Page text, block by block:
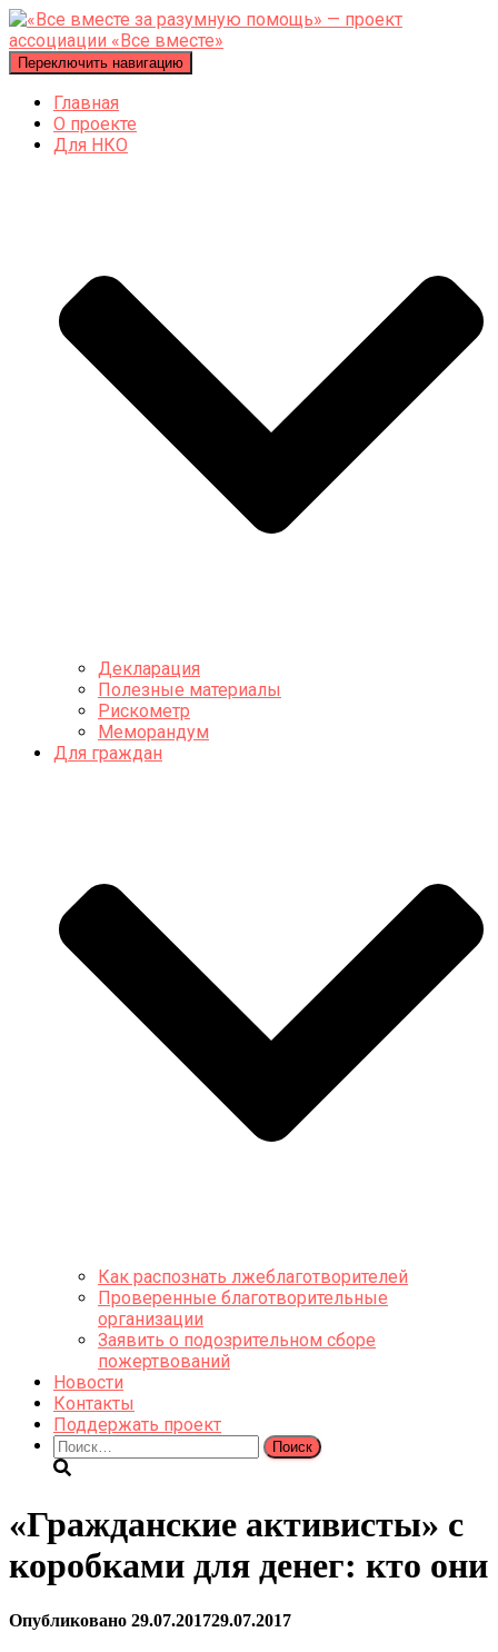
Переключить навигацию
Главная
О проекте
Для НКО
Декларация
Полезные материалы
Рискометр
Меморандум
Для граждан
Как распознать лжеблаготворителей
Проверенные благотворительные
организации
Заявить о подозрительном сборе
пожертвований
Новости
Контакты
Поддержать проект
Найти:
«Гражданские активисты» с
коробками для денег: кто они
Опубликовано 29.07.201729.07.2017